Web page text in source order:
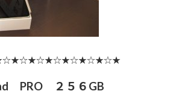
PRO ２５６GB